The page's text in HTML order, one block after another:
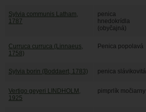
Sylvia communis Latham,
1787
penica
hnedokrídla
(obyčajná)
Curruca curruca (Linnaeus,
1758)
Penica popolavá
Sylvia borin (Boddaert, 1783) penica slávikovitá
Vertigo geyeri LINDHOLM,
1925
pimprlík močiarny